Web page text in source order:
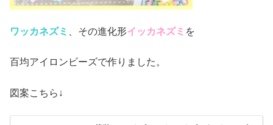
ワッカネズミ 、その進化形イッカネズミ を
百均アイロンビーズで作りました。
図案こちら↓